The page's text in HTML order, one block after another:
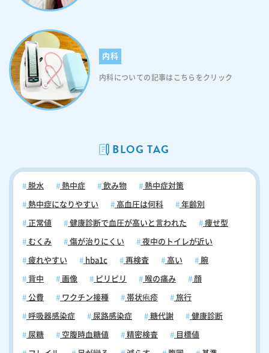
内科
内科についての記事はこちらをクリック
BLOG TAG
脱水 熱中症 飲み物 熱中症対策
熱中症になりやすい 高血圧は何科 年齢別
正常値 健康診断で血圧が高いと言われた 痩せ型
むくみ 傷が治りにくい 夜中のトイレが近い
疲れやすい hba1c 再検査 高い 腕
背中 画像 ピリピリ 喉の痛み 顔
公費 ワクチン接種 帯状疱疹 旅行
呼吸器感染症 尿路感染症 糖代謝 健康診断
尿糖 空腹時血糖値 精密検査 目標値